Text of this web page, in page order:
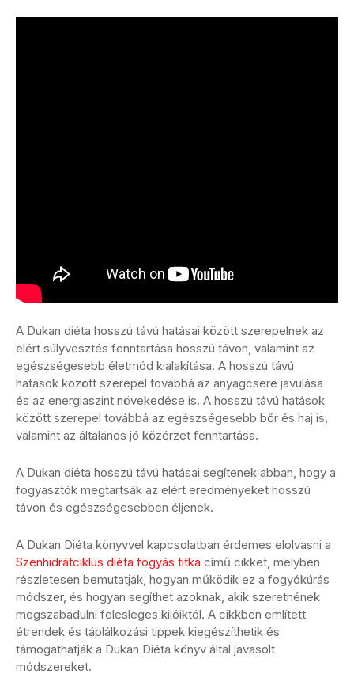
A Dukan diéta hosszú távú hatásai között szerepelnek az
elért súlyvesztés fenntartása hosszú távon, valamint az
egészségesebb életmód kialakítása. A hosszú távú
hatások között szerepel továbbá az anyagcsere javulása
és az energiaszint növekedése is. A hosszú távú hatások
között szerepel továbbá az egészségesebb bőr és haj is,
valamint az általános jó közérzet fenntartása.
A Dukan diéta hosszú távú hatásai segítenek abban, hogy a
fogyasztók megtartsák az elért eredményeket hosszú
távon és egészségesebben éljenek.
A Dukan Diéta könyvvel kapcsolatban érdemes elolvasni a
Szenhidrátciklus diéta fogyás titka című cikket, melyben
részletesen bemutatják, hogyan működik ez a fogyókúrás
módszer, és hogyan segíthet azoknak, akik szeretnének
megszabadulni felesleges kilóiktól. A cikkben említett
étrendek és táplálkozási tippek kiegészíthetik és
támogathatják a Dukan Diéta könyv által javasolt
módszereket.